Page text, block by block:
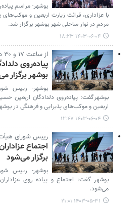
بوشهر- مراسم
با عزاداری، قرائت زیارت اربعین و
مردم در نوار ساحلی شهر بوشهر برگزار شد.
۱۴۰۳-۰۶-۰۴ ۱۸:۲۳
از ساعت ۱۷ و ۳۰ دقیقه؛
پیاده‌روی
بوشهر برگزار
بوشهر- رییس
بوشهرگفت: پیاده‌روی دلدادگان اربعین
اربعین و موکب‌های پذیرایی و فرهنگی در
۱۴۰۳-۰۶-۰۴ ۱۲:۴۷
رییس شورای
اجتماع
برگزار می‌شود
بوشهر- رییس
بوشهر گفت: اجتماع و پیاده روی
می‌شود.
۱۴۰۳-۰۵-۳۱ ۲۱:۰۱